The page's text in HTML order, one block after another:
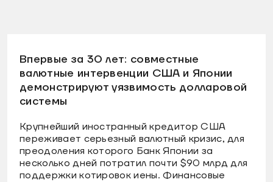
Впервые за 30 лет: совместные
валютные интервенции США и Японии
демонстрируют уязвимость долларовой
системы
Крупнейший иностранный кредитор США
переживает серьезный валютный кризис, для
преодоления которого Банк Японии за
несколько дней потратил почти $90 млрд для
поддержки котировок иены. Финансовые